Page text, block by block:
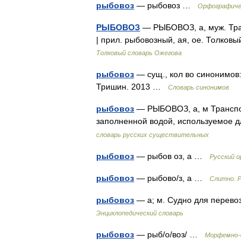
рыбовоз — рыбовоз …
РЫБОВОЗ — РЫБОВОЗ, а, муж.
| прил. рыбовозный, ая, ое.
Толковый словарь Ожегова
рыбовоз — сущ., кол во синонимов:
Тришин. 2013 …
Словарь синонимов
рыбовоз — РЫБОВОЗ, а, м
заполненной водой, используемое
словарь русских существительных
рыбовоз — рыбов оз, а … Русский
рыбовоз — рыбово/з, а … Слитно.
рыбовоз — а; м. Судно для
Энциклопедический словарь
рыбовоз — рыб/о/воз/ … Морфемно-